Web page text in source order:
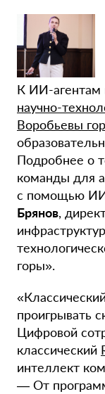
К ИИ-агентам
научно-
Воробьевы
Подробнее о
команды для
с помощью ИИ-
Брянов,
горы».
проигрывать
Цифровой
классический
интеллект
— От